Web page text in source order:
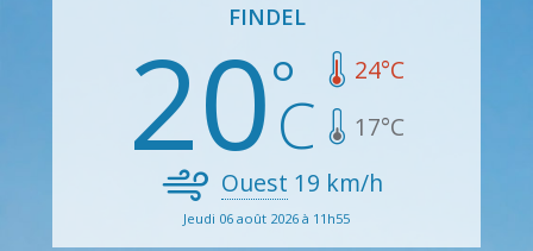
FINDEL
20 24°C
17°C
Ouest 19 km/h
Jeudi 06 août 2026 à 11h55